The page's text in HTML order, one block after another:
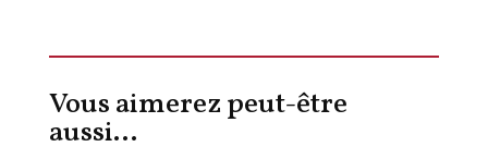
Vous aimerez peut-être
aussi…